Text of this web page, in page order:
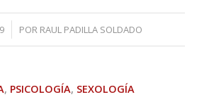
POR RAUL PADILLA SOLDADO
, PSICOLOGÍA, SEXOLOGÍA